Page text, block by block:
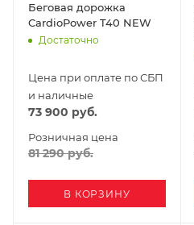
Беговая дорожка
CardioPower T40 NEW
Достаточно
Цена при оплате по СБП
и наличные
73 900 руб.
Розничная цена
81 290руб.
В КОРЗИНУ